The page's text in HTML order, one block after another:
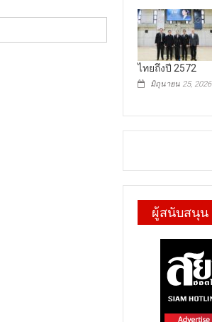
ไทยถึงปี 2572
มิถุนายน 25, 2026
ผู้สนับสนุน